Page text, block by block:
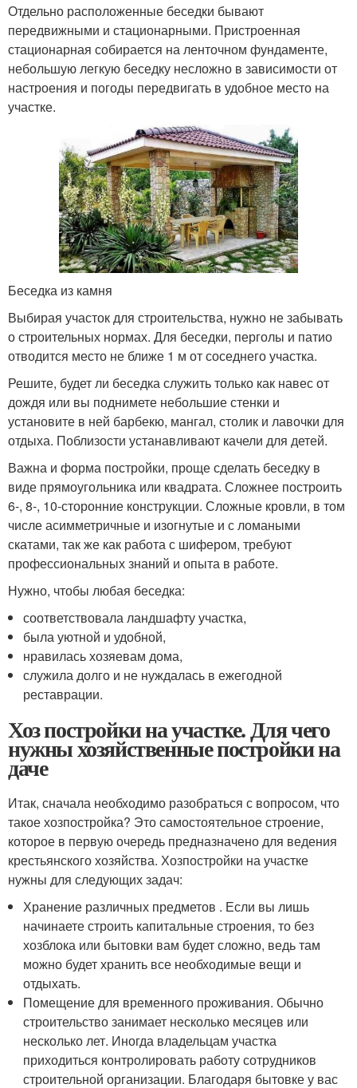
Отдельно расположенные беседки бывают
передвижными и стационарными. Пристроенная
стационарная собирается на ленточном фундаменте,
небольшую легкую беседку несложно в зависимости от
настроения и погоды передвигать в удобное место на
участке.
Беседка из камня
Выбирая участок для строительства, нужно не забывать
о строительных нормах. Для беседки, перголы и патио
отводится место не ближе 1 м от соседнего участка.
Решите, будет ли беседка служить только как навес от
дождя или вы поднимете небольшие стенки и
установите в ней барбекю, мангал, столик и лавочки для
отдыха. Поблизости устанавливают качели для детей.
Важна и форма постройки, проще сделать беседку в
виде прямоугольника или квадрата. Сложнее построить
6-, 8-, 10-сторонние конструкции. Сложные кровли, в том
числе асимметричные и изогнутые и с ломаными
скатами, так же как работа с шифером, требуют
профессиональных знаний и опыта в работе.
Нужно, чтобы любая беседка:
соответствовала ландшафту участка,
была уютной и удобной,
нравилась хозяевам дома,
служила долго и не нуждалась в ежегодной
реставрации.
Хоз постройки на участке. Для чего
нужны хозяйственные постройки на
даче
Итак, сначала необходимо разобраться с вопросом, что
такое хозпостройка? Это самостоятельное строение,
которое в первую очередь предназначено для ведения
крестьянского хозяйства. Хозпостройки на участке
нужны для следующих задач:
Хранение различных предметов . Если вы лишь
начинаете строить капитальные строения, то без
хозблока или бытовки вам будет сложно, ведь там
можно будет хранить все необходимые вещи и
отдыхать.
Помещение для временного проживания. Обычно
строительство занимает несколько месяцев или
несколько лет. Иногда владельцам участка
приходиться контролировать работу сотрудников
строительной организации. Благодаря бытовке у вас